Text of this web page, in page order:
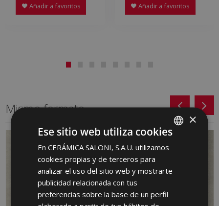
Añadir a favoritos Añadir a favoritos
Mismo formato
SPANISH
ENGLISH
GERMAN
×
Ese sitio web utiliza cookies
En CERÁMICA SALONI, S.A.U. utilizamos
cookies propias y de terceros para
analizar el uso del sitio web y mostrarte
publicidad relacionada con tus
preferencias sobre la base de un perfil